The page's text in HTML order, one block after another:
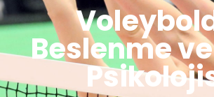
Beslenme